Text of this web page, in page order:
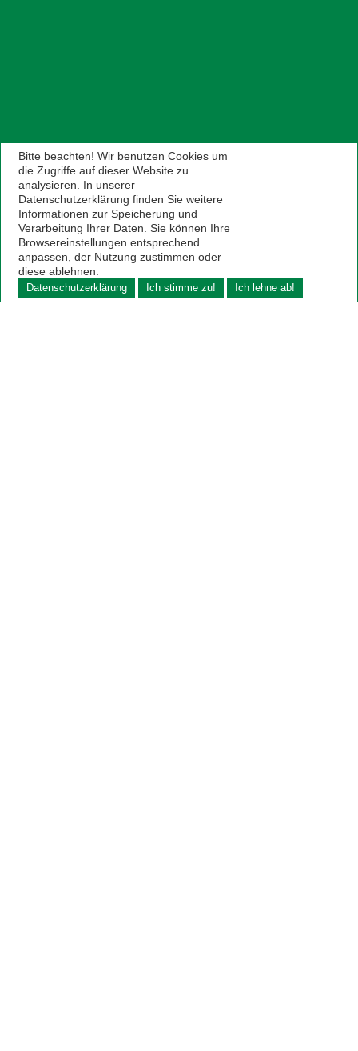
Bitte beachten! Wir benutzen Cookies um
die Zugriffe auf dieser Website zu
analysieren. In unserer
Datenschutzerklärung finden Sie weitere
Informationen zur Speicherung und
Verarbeitung Ihrer Daten. Sie können Ihre
Browsereinstellungen entsprechend
anpassen, der Nutzung zustimmen oder
diese ablehnen.
Datenschutzerklärung Ich stimme zu! Ich lehne ab!